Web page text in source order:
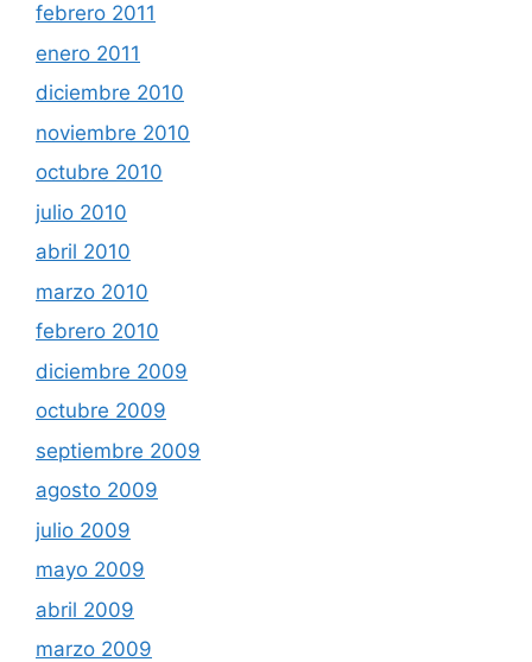
febrero 2011
enero 2011
diciembre 2010
noviembre 2010
octubre 2010
julio 2010
abril 2010
marzo 2010
febrero 2010
diciembre 2009
octubre 2009
septiembre 2009
agosto 2009
julio 2009
mayo 2009
abril 2009
marzo 2009